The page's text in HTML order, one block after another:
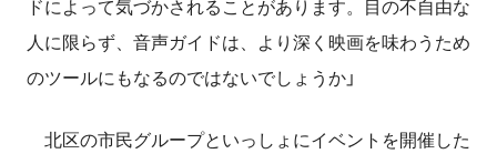
ドによって気づかされることがあります。目の不自由な
人に限らず、音声ガイドは、より深く映画を味わうため
のツールにもなるのではないでしょうか」
北区の市民グループといっしょにイベントを開催した